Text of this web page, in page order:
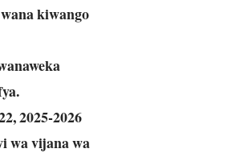
kiwango
2025-2026
wa vijana wa